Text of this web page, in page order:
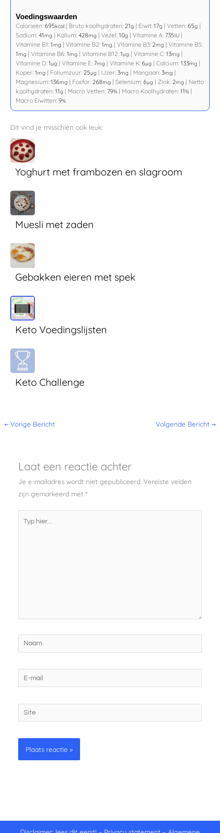
Voedingswaarden
Calorieën:695kcal | Bruto koolhydraten: 21g | Eiwit:17g |Vetten:65g |
Sodium:41mg | Kalium:428mg |Vezel:10g |Vitamine A: 735IU |
Vitamine B1:1mg |Vitamine B2:1mg |Vitamine B3: 2mg |Vitamine B5:
1mg |Vitamine B6:1mg |Vitamine B12:1µg |Vitamine C:13mg |
Vitamine D:1µg |Vitamine E: 7mg |Vitamine K:6µg |Calcium:133mg |
Koper:1mg | Foliumzuur: 25µg | IJzer:3mg | Mangaan:3mg |
Magnesium:136mg | Fosfor: 268mg |Selenium:6µg |Zink: 2mg | Netto
koolhydraten:11g | Macro Vetten: 79% | Macro Koolhydraten:11% |
Macro Eiwitten:9%
Dit vind je misschien ook leuk:
Yoghurt met frambozen en slagroom
Muesli met zaden
Gebakken eieren met spek
Keto Voedingslijsten
Keto Challenge
← Vorige Bericht Volgende Bericht →
Laat een reactie achter
Je e-mailadres wordt niet gepubliceerd. Vereiste velden
zijn gemarkeerd met *
Naam
mail
Site